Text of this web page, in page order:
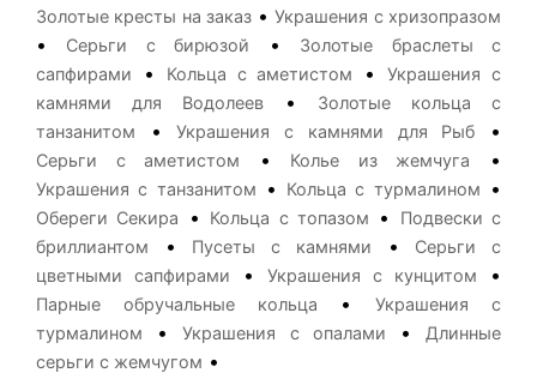
Золотые кресты на заказ•Украшения с хризопразом
• Серьги с бирюзой •
Золотые браслеты с
сапфирами
• Кольца с аметистом •Украшения с
камнями для Водолеев •
Золотые кольца с
танзанитом
•Украшения с камнями для Рыб •
Серьги с аметистом • Колье из жемчуга •
Украшения с танзанитом • Кольца с турмалином •
Обереги Секира • Кольца с топазом •
Подвески с
бриллиантом
• Пусеты с камнями •
Серьги с
цветными сапфирами
• Украшения с кунцитом •
Парные обручальные кольца •Украшения с
турмалином
•Украшения с опалами •Длинные
серьги с жемчугом •